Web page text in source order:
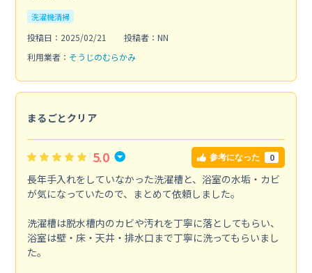
洗濯機清掃
投稿日：2025/02/21
投稿者：NN
利用業者： そうじのむらかみ
まるごとクリア
5.0 参考になった 0
長年手入れをしていなかった洗濯槽と、浴室の水垢・カビ
が気になっていたので、まとめて依頼しました。
洗濯槽は脱水槽内のカビや汚れを丁寧に落としてもらい、
浴室は壁・床・天井・排水口まで丁寧に洗ってもらいまし
た。